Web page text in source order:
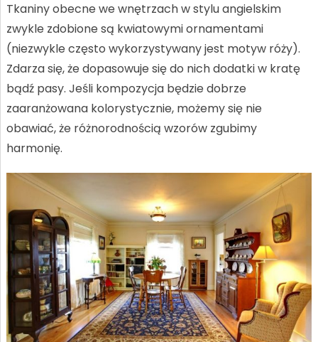
Tkaniny obecne we wnętrzach w stylu angielskim
zwykle zdobione są kwiatowymi ornamentami
(niezwykle często wykorzystywany jest motyw róży).
Zdarza się, że dopasowuje się do nich dodatki w kratę
bądź pasy. Jeśli kompozycja będzie dobrze
zaaranżowana kolorystycznie, możemy się nie
obawiać, że różnorodnością wzorów zgubimy
harmonię.